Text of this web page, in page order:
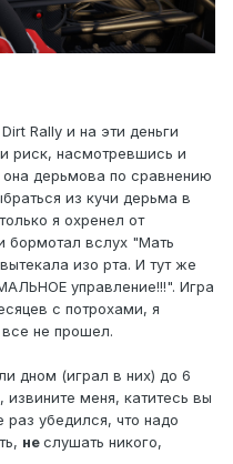
Rally и на эти деньги
риск, насмотревшись и
дерьмова по сравнению
из кучи дерьма в
я охренел от
бормотал вслух "Мать
изо рта. И тут же
управление!!!". Игра
с потрохами, я
не прошел.
дном (играл в них) до 6
извините меня, катитесь вы
убедился, что надо
неслушать никого,